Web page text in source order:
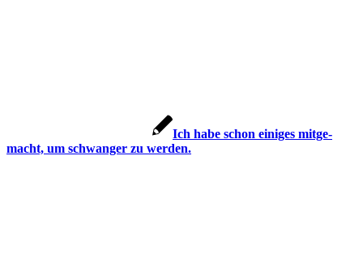
Ich habe schon eini­ges mit­ge­
macht, um schwan­ger zu wer­den.